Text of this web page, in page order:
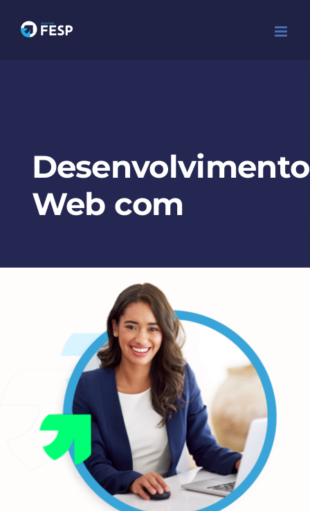
para
Desenvolvimento
Web com